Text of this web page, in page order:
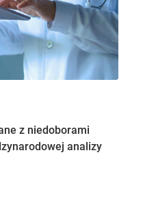
z niedoborami
analizy